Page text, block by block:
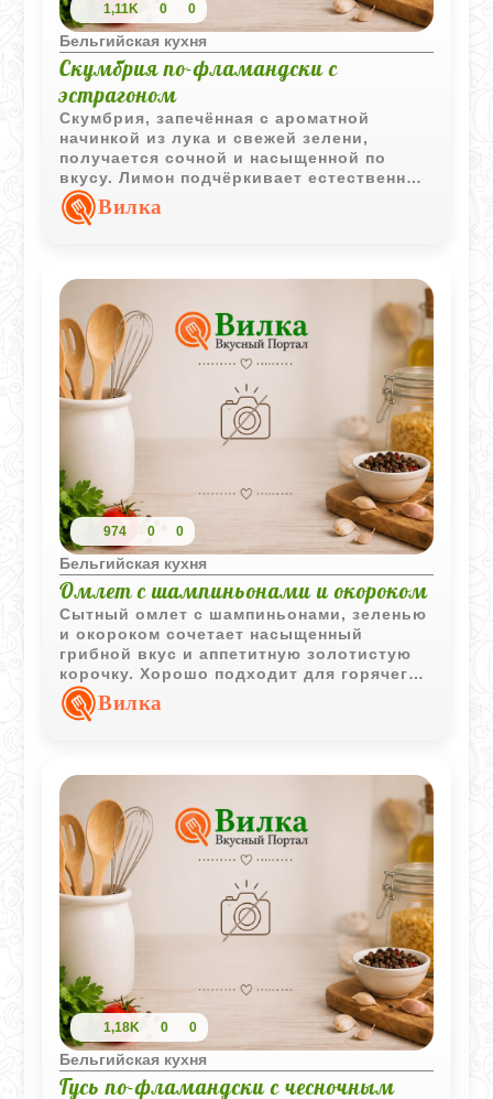
1,11K 0 0
Бельгийская кухня
Скумбрия по-фламандски с
эстрагоном
Скумбрия, запечённая с ароматной
начинкой из лука и свежей зелени,
получается сочной и насыщенной по
вкусу. Лимон подчёркивает естественный
вкус рыбы и делает блюдо особенно
выразительным.
Вилка
974 0 0
Бельгийская кухня
Омлет с шампиньонами и окороком
Сытный омлет с шампиньонами, зеленью
и окороком сочетает насыщенный
грибной вкус и аппетитную золотистую
корочку. Хорошо подходит для горячего
обеда или плотного завтрака.
Вилка
1,18K 0 0
Бельгийская кухня
Гусь по-фламандски с чесночным